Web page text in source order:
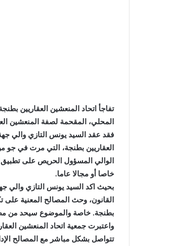
تفاجأ اتحاد المنعشين العقاريين
المحلي، المقحمة لصفة المنعشين
العقاريين بطنجة، التي مرت في جو
الوالي المسؤول الحريص على تطبيق
خاصا أو مجالا عاما.
بحيث اكد السيد يونس التازي والي
القانون، وحث المصالح المعنية على
بطنجة. خاصة والموضوع سيحد من
واعتبرت جمعية اتحاد المنعشين
تتواصل بشكل مباشر مع المصالح